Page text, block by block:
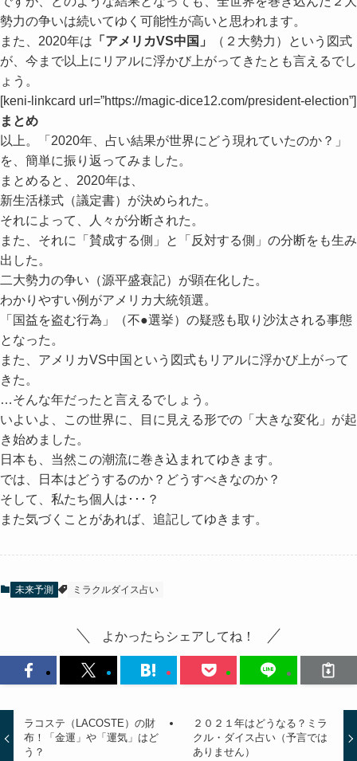
勢力の争いは続いてゆく可能性が高いと思われます。
また、2020年は 「アメリカVS中国」
（２大勢力）という図式
が、今まで以上にリアルに浮かび上がってきたとも言えるでし
ょう。
[keni-linkcard url=”https://magic-dice12.com/president-election”]
まとめ
以上。「2020年、占い結果が世界にどう現れていたのか？」
を、簡単に振り返ってみました。
まとめると、2020年は、
新生活様式 （議定書） が決められた。
それによって、人々が分断された。
また、それに「賛成する側」と「反対する側」の分断をも生み
出した。
二大勢力の争い （源平盛衰記） が顕在化した。
わかりやすい例がアメリカ大統領選。
「国益を盗む行為」（不●選挙）の疑惑も取り沙汰される事態
となった。
また、アメリカVS中国という図式もリアルに浮かび上がって
きた。
…そんな年だったと言えるでしょう。
いよいよ、この世界に、目に見える形での 「大きな変化」 が起
き始めました。
日本も、当然この潮流に巻き込まれてゆきます。
では、日本はどうするのか？どうすべきなのか？
そして、私たち個人は･･･？
また気づくことがあれば、追記してゆきます。
未来予測 ミラクルダイス占い
よかったらシェアしてね！
ラコステ（LACOSTE）の財
布！「金運」や「運気」はど
う？
２０２１年はどうなる？ミラ
クル・ダイス占い（予言では
ありません）